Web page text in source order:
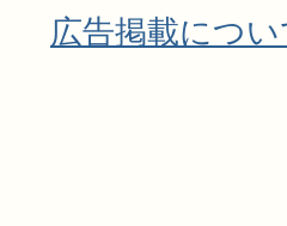
広告掲載につ